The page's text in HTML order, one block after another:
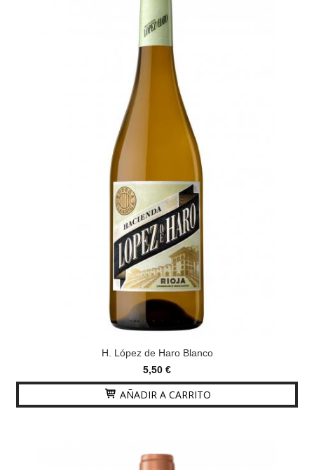
H. López de Haro Blanco
5,50 €
AÑADIR A CARRITO